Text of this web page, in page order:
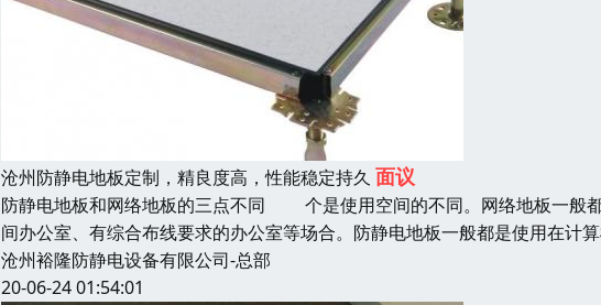
沧州防静电地板定制，精良度高，性能稳定持久 面议
防静电地板和网络地板的三点不同 个是使用空间的不同。网络地板一般
间办公室、有综合布线要求的办公室等场合。防静电地板一般都是使用在计
沧州裕隆防静电设备有限公司-总部
20-06-24 01:54:01